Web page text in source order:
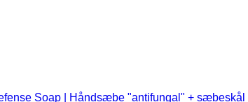
Soap | Håndsæbe "antifungal" + sæbeskål